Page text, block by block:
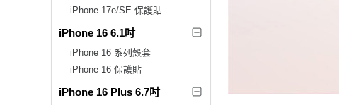
iPhone 17e/SE 保護貼
iPhone 16 6.1吋
iPhone 16 系列殼套
iPhone 16 保護貼
iPhone 16 Plus 6.7吋